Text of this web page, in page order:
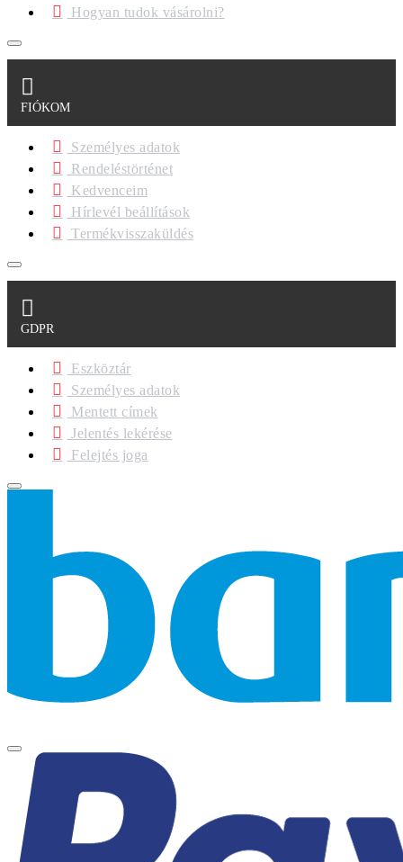
Hogyan tudok vásárolni?
FIÓKOM
Személyes adatok
Rendeléstörténet
Kedvenceim
Hírlevél beállítások
Termékvisszaküldés
GDPR
Eszköztár
Személyes adatok
Mentett címek
Jelentés lekérése
Felejtés joga